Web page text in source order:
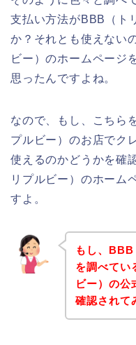
支払い方法がBBB（ト
か？それとも使えない
ビー）のホームページ
思ったんですよね。
なので、もし、こちら
プルビー）のお店でク
使えるのかどうかを確
リプルビー）のホーム
すよ。
もし、BBB
を調べてい
ビー）の公
確認されて